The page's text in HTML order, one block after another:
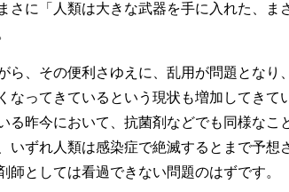
さに「人類は大きな武器を手に入れた、ま
ら、その便利さゆえに、乱用が問題とな
なってきているという現状も増加してきて
る昨今において、抗菌剤などでも同様なこ
いずれ人類は感染症で絶滅するとまで予想
師としては看過できない問題のはずです。